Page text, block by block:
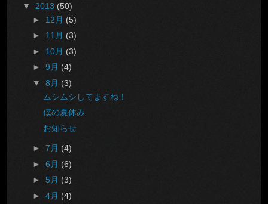
▼ 2013 (50)
► 12月 (5)
► 11月 (3)
► 10月 (3)
► 9月 (4)
▼ 8月 (3)
ムシムシしてますね！
僕の夏休み
お知らせ
► 7月 (4)
► 6月 (6)
► 5月 (3)
► 4月 (4)